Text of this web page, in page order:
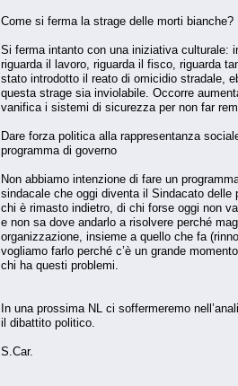
Come si ferma la strage delle morti bianche?
Si ferma intanto con una iniziativa culturale:
riguarda il lavoro, riguarda il fisco, riguarda
stato introdotto il reato di omicidio stradale,
questa strage sia inviolabile. Occorre
vanifica i sistemi di sicurezza per non far
Dare forza politica alla rappresentanza
programma di governo
Non abbiamo intenzione di fare un
sindacale che oggi diventa il Sindacato delle
chi è rimasto indietro, di chi forse oggi non
e non sa dove andarlo a risolvere perché
organizzazione, insieme a quello che fa
vogliamo farlo perché c’è un grande
chi ha questi problemi.
In una prossima NL ci soffermeremo
il dibattito politico.
S.Car.